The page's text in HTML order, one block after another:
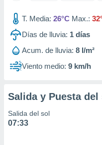
utilizar
crear un
uso de
contenido
medir el
la
el
T. Media: 26°C Max.:
Días de lluvia: 1 días
Acum. de lluvia: 8 l/m²
Viento medio: 9 km/h
Salida y Puesta del
Salida del sol
07:33